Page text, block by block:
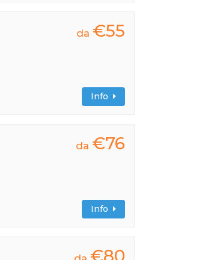
da €55
Info
da €76
Info
€80